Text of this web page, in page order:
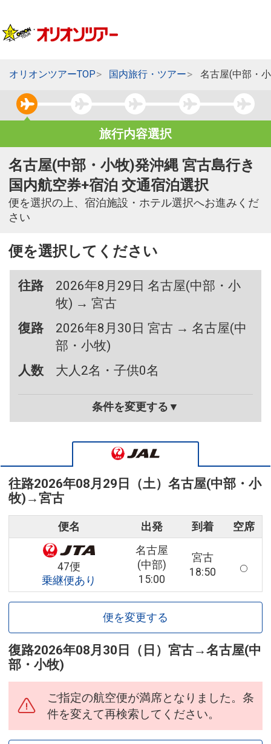
オリオンツアーTOP 国内旅行・ツアー 名古屋(中部・
旅行内容選択
名古屋(中部・小牧)発沖縄 宮古島行き
国内航空券+宿泊 交通宿泊選択
便を選択の上、宿泊施設・ホテル選択へお進みくだ
さい
便を選択してください
往路
2026年8月29日 名古屋(中部・小
牧) → 宮古
復路
2026年8月30日 宮古 → 名古屋(中
部・小牧)
人数
大人2名・子供0名
条件を変更する▼
往路2026年08月29日（土） 名古屋(中部・小
牧) →宮古
便名 出発 到着 空席
47便
乗継便あり
名古屋
(中部)
15:00
宮古
18:50
便を変更する
復路2026年08月30日（日） 宮古→名古屋(中
部・小牧)
ご指定の航空便が満席となりました。条
件を変えて再検索してください。